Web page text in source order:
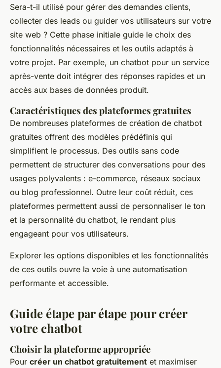
Sera-t-il utilisé pour gérer des demandes clients,
collecter des leads ou guider vos utilisateurs sur votre
site web ? Cette phase initiale guide le choix des
fonctionnalités nécessaires et les outils adaptés à
votre projet. Par exemple, un chatbot pour un service
après-vente doit intégrer des réponses rapides et un
accès aux bases de données produit.
Caractéristiques des plateformes gratuites
De nombreuses plateformes de création de chatbot
gratuites offrent des modèles prédéfinis qui
simplifient le processus. Des outils sans code
permettent de structurer des conversations pour des
usages polyvalents : e-commerce, réseaux sociaux
ou blog professionnel. Outre leur coût réduit, ces
plateformes permettent aussi de personnaliser le ton
et la personnalité du chatbot, le rendant plus
engageant pour vos utilisateurs.
Explorer les options disponibles et les fonctionnalités
de ces outils ouvre la voie à une automatisation
performante et accessible.
Guide étape par étape pour créer
votre chatbot
Choisir la plateforme appropriée
Pour créer un chatbot gratuitement et maximiser